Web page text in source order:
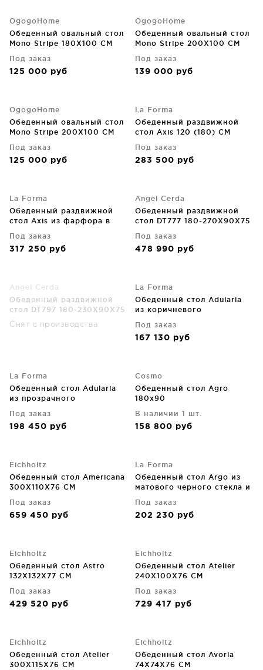
OgogoHome
Обеденный овальный стол
Mono Stripe 180X100 CM
Под заказ
125 000 руб
OgogoHome
Обеденный овальный стол
Mono Stripe 200X100 CM
Под заказ
139 000 руб
OgogoHome
Обеденный овальный стол
Mono Stripe 200X100 CM
Под заказ
125 000 руб
La Forma
Обеденный раздвижной
стол Axis 120 (180) CM
Под заказ
283 500 руб
La Forma
Обеденный раздвижной
стол Axis из фарфора в
отделке Volcano Rock с
белыми ножками
160X90X76 CM
Под заказ
317 250 руб
Angel Cerda
Обеденный раздвижной
стол DT777 180-270X90X75
Под заказ
478 990 руб
Angel Cerda
Обеденный раздвижной
стол DT797 180-230X90X75
CM
Снят с производства
La Forma
Обеденный стол Adularia
из коричневого
CM
Под заказ
167 130 руб
La Forma
Обеденный стол Adularia
из прозрачного
200X100X75 CM
Под заказ
198 450 руб
Cosmo
Обеденный стол Agro
180х90
В наличии 1 шт.
158 800 руб
Eichholtz
Обеденный стол Americana
300X110X76 CM
Под заказ
659 450 руб
La Forma
Обеденный стол Argo из
матового черного стекла и
нержавеющей стали
160X90 CM
Под заказ
202 230 руб
Eichholtz
Обеденный стол Astro
132X132X77 CM
Под заказ
429 520 руб
Eichholtz
Обеденный стол Atelier
240X100X76 CM
Под заказ
729 417 руб
Eichholtz
Обеденный стол Atelier
300X115X76 CM
Eichholtz
Обеденный стол Avoria
74X74X76 CM